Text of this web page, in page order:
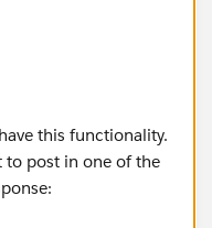
this functionality.
to post in one of the